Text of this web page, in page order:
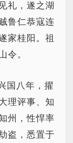
礼，遂之湖
鲁仁恭寇连
家桂阳。祖
令。
国八年，擢
理评事、知
州，性悍率
盗，悉置于